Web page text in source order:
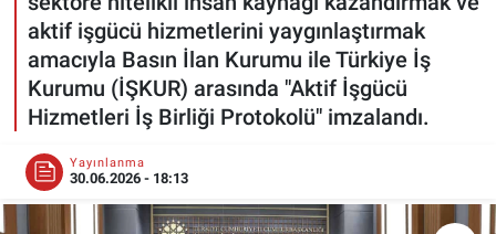
aktif işgücü hizmetlerini yaygınlaştırmak
amacıyla Basın İlan Kurumu ile Türkiye İş
Kurumu (İŞKUR) arasında "Aktif İşgücü
Hizmetleri İş Birliği Protokolü" imzalandı.
Yayınlanma
30.06.2026 - 18:13
ESKİŞEHİR NÖBETÇİ ECZANELER
Eskişehir Haber İçerikleri
Eskişehir Hava Durumu
Eskişehir Tramvay Saatleri